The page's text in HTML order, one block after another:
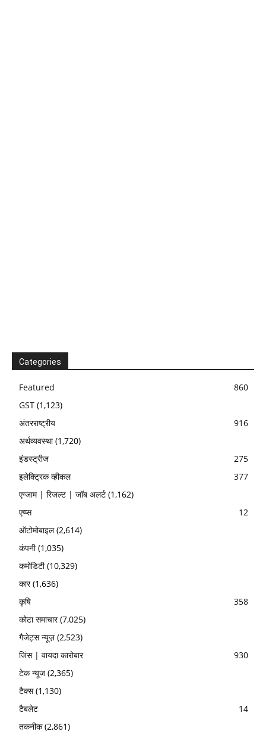
Categories
Featured
860
GST (1,123)
अंतरराष्ट्रीय
916
अर्थव्यवस्था(1,720)
इंडस्ट्रीज
275
इलेक्ट्रिक व्हीकल
377
एग्जाम | रिजल्ट | जॉब अलर्ट (1,162)
एप्प्स
12
ऑटोमोबाइल(2,614)
कंपनी(1,035)
कमोडिटी(10,329)
कार(1,636)
कृषि
358
कोटा समाचार(7,025)
गैजेट्स न्यूज़ (2,523)
जिंस | वायदा कारोबार
930
टेक न्यूज (2,365)
टैक्स(1,130)
टैबलेट
14
तकनीक(2,861)